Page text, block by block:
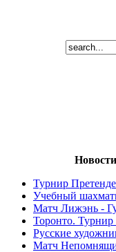
Турнир
Учебный
Матч Лижэнь -
Торонто. Турнир
Русские
Матч